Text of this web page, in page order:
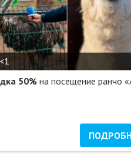
<1
50% на посещение ранчо